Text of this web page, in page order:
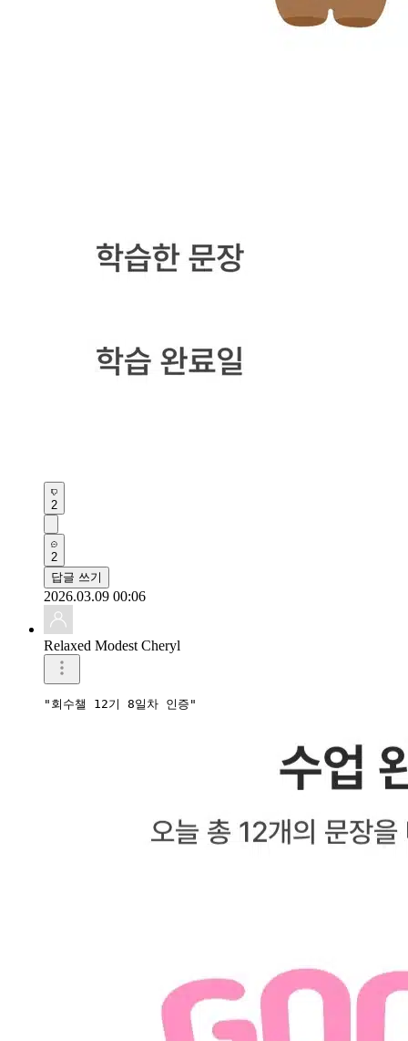
2
2
답글 쓰기
2026.03.09 00:06
Relaxed Modest Cheryl
"회수챌 12기 8일차 인증"